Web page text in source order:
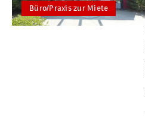
Büro/Praxis zur Miete